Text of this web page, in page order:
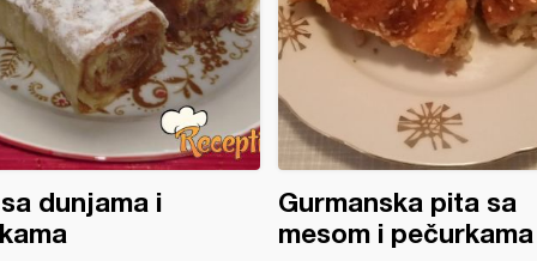
dunjama i
Gurmanska pita sa
mesom i pečurkama